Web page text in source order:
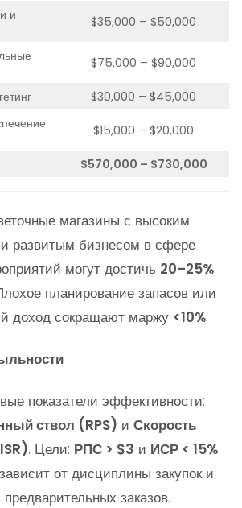
и
$35,000 – $50,000
$75,000 – $90,000
$30,000 – $45,000
$15,000 – $20,000
$570,000 – $730,000
магазины с высоким
развитым бизнесом в сфере
могут достичь 20–25%
планирование запасов или
доход сокращают маржу <10%.
показатели эффективности:
ствол (RPS) и Скорость
. Цели: РПС > $3 и ИСР < 15%.
от дисциплины закупок и
заказов.